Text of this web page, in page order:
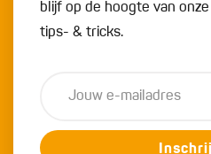
blijf op de hoogte van
tips- & tricks.